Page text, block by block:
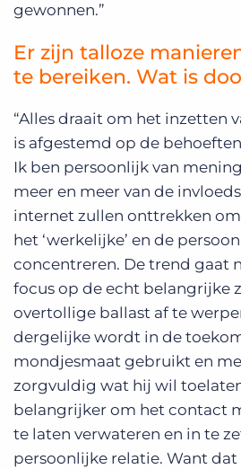
gewonnen.”
Er zijn talloze
te bereiken. Wat is
“Alles draait om het inzetten
is afgestemd op de
Ik ben persoonlijk van
meer en meer van de
internet zullen onttrekken
het ‘werkelijke’ en de
concentreren. De trend gaat
focus op de echt belangrijke
overtollige ballast af te
dergelijke wordt in de
mondjesmaat gebruikt en
zorgvuldig wat hij wil
belangrijker om het contact
te laten verwateren en in te
persoonlijke relatie. Want